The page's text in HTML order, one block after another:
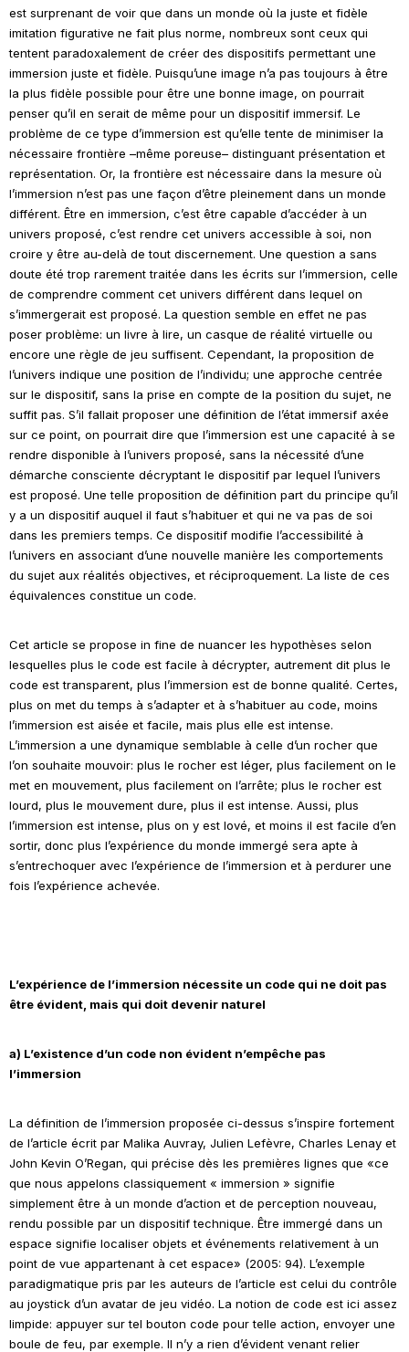
est surprenant de voir que dans un monde où la juste et fidèle
imitation figurative ne fait plus norme, nombreux sont ceux qui
tentent paradoxalement de créer des dispositifs permettant une
immersion juste et fidèle. Puisqu’une image n’a pas toujours à être
la plus fidèle possible pour être une bonne image, on pourrait
penser qu’il en serait de même pour un dispositif immersif. Le
problème de ce type d’immersion est qu’elle tente de minimiser la
nécessaire frontière –même poreuse– distinguant présentation et
représentation. Or, la frontière est nécessaire dans la mesure où
l’immersion n’est pas une façon d’être pleinement dans un monde
différent. Être en immersion, c’est être capable d’accéder à un
univers proposé, c’est rendre cet univers accessible à soi, non
croire y être au-delà de tout discernement. Une question a sans
doute été trop rarement traitée dans les écrits sur l’immersion, celle
de comprendre comment cet univers différent dans lequel on
s’immergerait est proposé. La question semble en effet ne pas
poser problème: un livre à lire, un casque de réalité virtuelle ou
encore une règle de jeu suffisent. Cependant, la proposition de
l’univers indique une position de l’individu; une approche centrée
sur le dispositif, sans la prise en compte de la position du sujet, ne
suffit pas. S’il fallait proposer une définition de l’état immersif axée
sur ce point, on pourrait dire que l’immersion est une capacité à se
rendre disponible à l’univers proposé, sans la nécessité d’une
démarche consciente décryptant le dispositif par lequel l’univers
est proposé. Une telle proposition de définition part du principe qu’il
y a un dispositif auquel il faut s’habituer et qui ne va pas de soi
dans les premiers temps. Ce dispositif modifie l’accessibilité à
l’univers en associant d’une nouvelle manière les comportements
du sujet aux réalités objectives, et réciproquement. La liste de ces
équivalences constitue un code.
Cet article se propose in fine de nuancer les hypothèses selon
lesquelles plus le code est facile à décrypter, autrement dit plus le
code est transparent, plus l’immersion est de bonne qualité. Certes,
plus on met du temps à s’adapter et à s’habituer au code, moins
l’immersion est aisée et facile, mais plus elle est intense.
L’immersion a une dynamique semblable à celle d’un rocher que
l’on souhaite mouvoir: plus le rocher est léger, plus facilement on le
met en mouvement, plus facilement on l’arrête; plus le rocher est
lourd, plus le mouvement dure, plus il est intense. Aussi, plus
l’immersion est intense, plus on y est lové, et moins il est facile d’en
sortir, donc plus l’expérience du monde immergé sera apte à
s’entrechoquer avec l’expérience de l’immersion et à perdurer une
fois l’expérience achevée.
L’expérience de l’immersion nécessite un code qui ne doit pas
être évident, mais qui doit devenir naturel
a) L’existence d’un code non évident n’empêche pas
l’immersion
La définition de l’immersion proposée ci-dessus s’inspire fortement
de l’article écrit par Malika Auvray, Julien Lefèvre, Charles Lenay et
John Kevin O’Regan, qui précise dès les premières lignes que «ce
que nous appelons classiquement « immersion » signifie
simplement être à un monde d’action et de perception nouveau,
rendu possible par un dispositif technique. Être immergé dans un
espace signifie localiser objets et événements relativement à un
point de vue appartenant à cet espace» (2005: 94). L’exemple
paradigmatique pris par les auteurs de l’article est celui du contrôle
au joystick d’un avatar de jeu vidéo. La notion de code est ici assez
limpide: appuyer sur tel bouton code pour telle action, envoyer une
boule de feu, par exemple. Il n’y a rien d’évident venant relier